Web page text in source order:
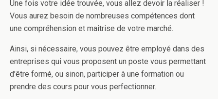
Une fois votre idée trouvée, vous allez devoir la réaliser !
Vous aurez besoin de nombreuses compétences dont
une compréhension et maitrise de votre marché.
Ainsi, si nécessaire, vous pouvez être employé dans des
entreprises qui vous proposent un poste vous permettant
d’être formé, ou sinon, participer à une formation ou
prendre des cours pour vous perfectionner.